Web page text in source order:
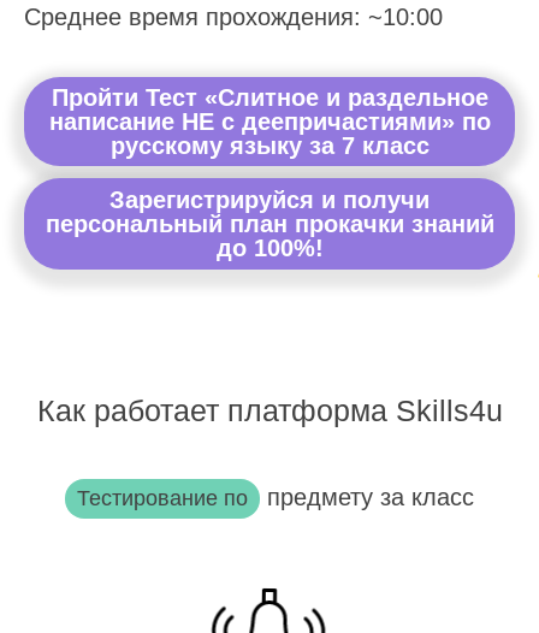
Среднее время прохождения: ~10:00
Пройти Тест «Слитное и раздельное
написание НЕ с деепричастиями» по
русскому языку за 7 класс
Зарегистрируйся и получи
персональный план прокачки знаний
до 100%!
Как работает платформа Skills4u
Тестирование по предмету за класс